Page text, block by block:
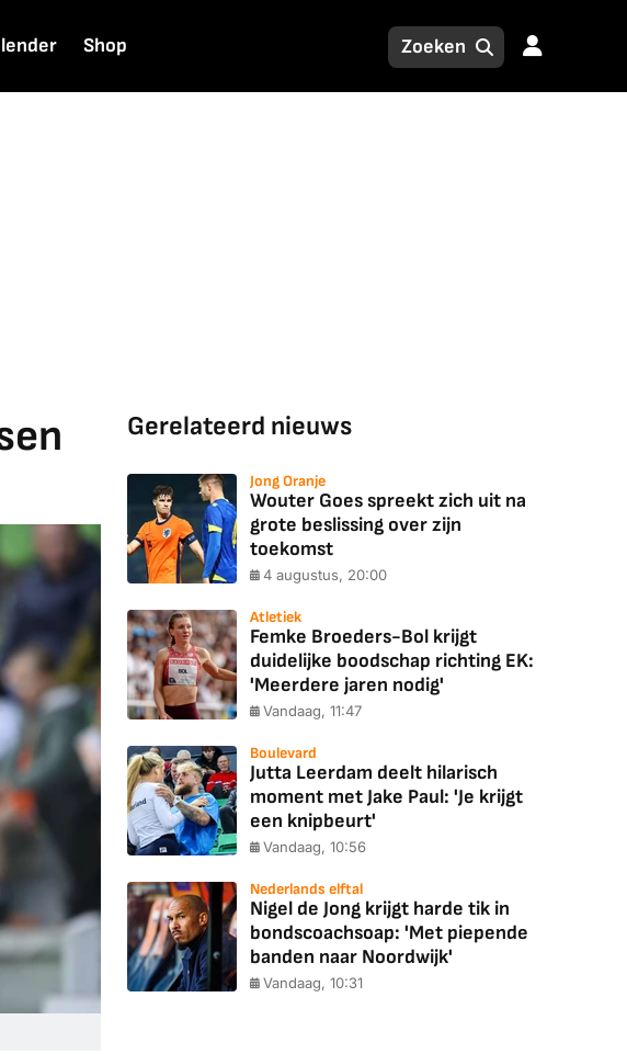
Shop
Gerelateerd nieuws
Jong Oranje
Wouter Goes spreekt zich uit na
grote beslissing over zijn
toekomst
4 augustus, 20:00
Atletiek
Femke Broeders-Bol krijgt
duidelijke boodschap richting EK:
'Meerdere jaren nodig'
Vandaag, 11:47
Boulevard
Jutta Leerdam deelt hilarisch
moment met Jake Paul: 'Je krijgt
een knipbeurt'
Vandaag, 10:56
Nederlands elftal
Nigel de Jong krijgt harde tik in
bondscoachsoap: 'Met piepende
banden naar Noordwijk'
Vandaag, 10:31